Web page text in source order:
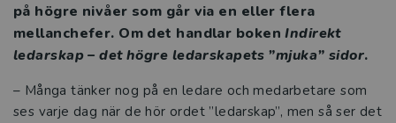
på högre nivåer som går via en eller flera
mellanchefer. Om det handlar bokenIndirekt
ledarskap – det högre ledarskapets ”mjuka” sidor.
– Många tänker nog på en ledare och medarbetare som
ses varje dag när de hör ordet ”ledarskap”, men så ser det